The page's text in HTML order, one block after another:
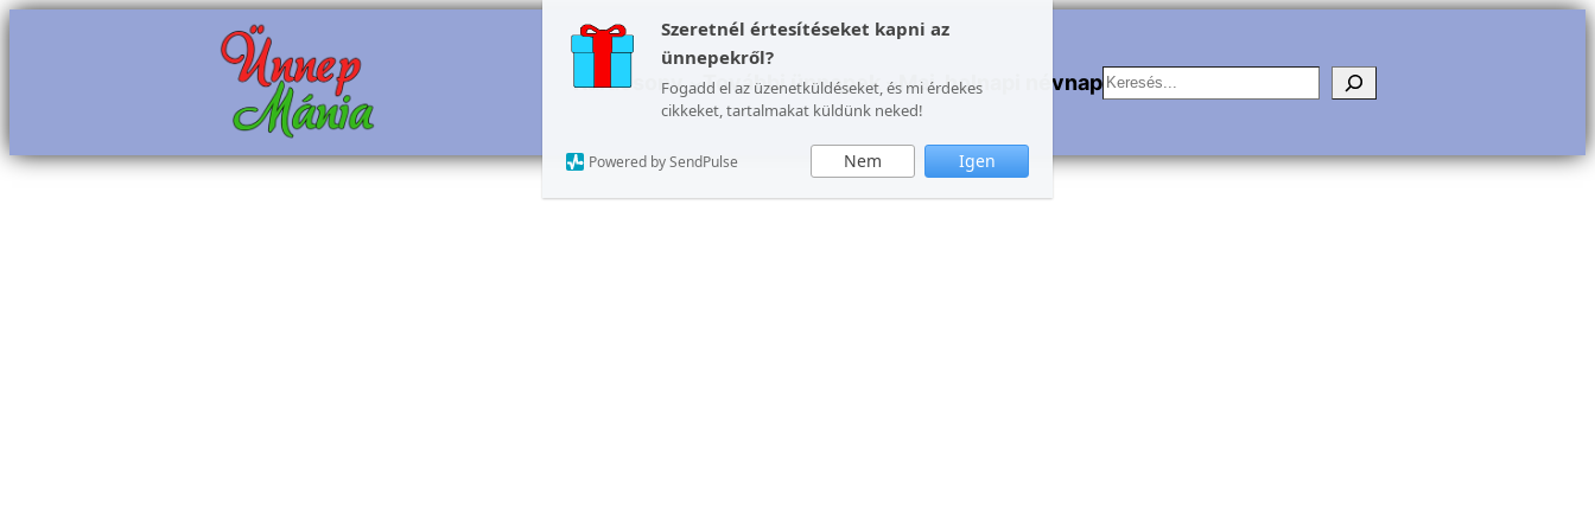
Szeretnél értesítéseket kapni az
ünnepekről?
Fogadd el az üzenetküldéseket, és mi érdekes
cikkeket, tartalmakat küldünk neked!
Nem Igen
Powered by SendPulse
Ugrás
Karácsony További ünnepek Mai, holnapi névnapKeresés